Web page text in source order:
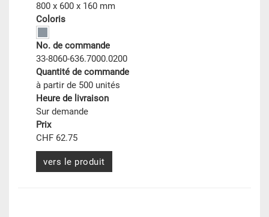
800 x 600 x 160 mm
Coloris
No. de commande
33-8060-636.7000.0200
Quantité de commande
à partir de 500 unités
Heure de livraison
Sur demande
Prix
CHF 62.75
vers le produit